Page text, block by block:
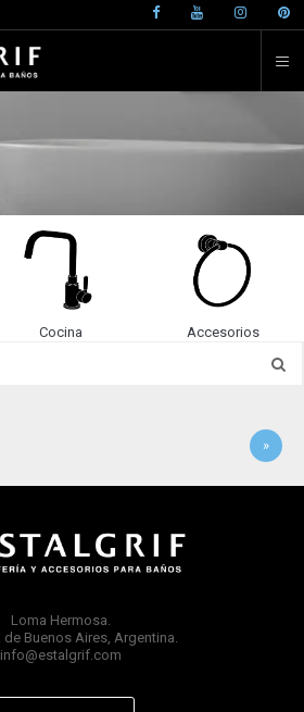
Cocina Accesorios
»
Loma Hermosa.
de Buenos Aires, Argentina.
info@estalgrif.com